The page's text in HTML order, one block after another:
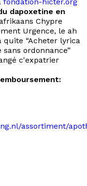
dapoxetine en
Chypre
Urgence, le ah
“Acheter lyrica
ordonnance”
c'expatrier
assortiment/